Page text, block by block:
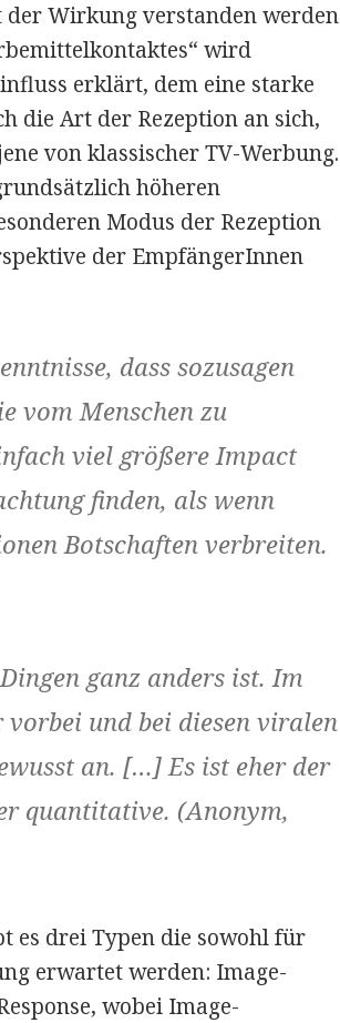
Wirkung verstanden werden
wird
erklärt, dem eine starke
die Art der Rezeption an sich,
von klassischer TV-Werbung.
höheren
Modus der Rezeption
der EmpfängerInnen
dass sozusagen
vom Menschen zu
viel größere Impact
finden, als wenn
Botschaften verbreiten.
ganz anders ist. Im
und bei diesen viralen
an. […] Es ist eher der
quantitative. (Anonym,
es drei Typen die sowohl für
erwartet werden: Image-
wobei Image-